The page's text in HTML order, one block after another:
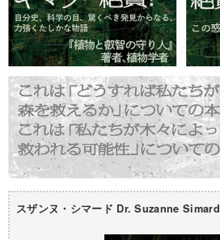
スザンヌ・シマード Dr. Suzanne Simard